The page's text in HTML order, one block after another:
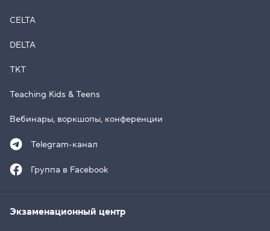
CELTA
DELTA
TKT
Teaching Kids & Teens
Вебинары, воркшопы, конференции
Telegram-канал
Группа в Facebook
Экзаменационный центр